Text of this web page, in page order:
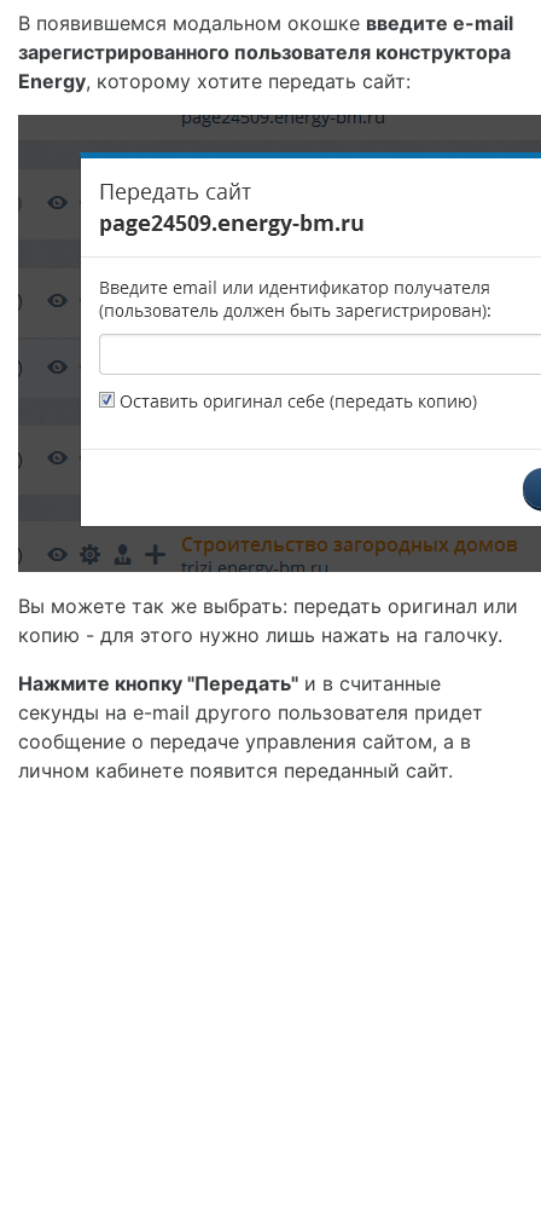
В появившемся модальном окошке введите e-mail
зарегистрированного пользователя конструктора
Energy, которому хотите передать сайт:
Вы можете так же выбрать: передать оригинал или
копию - для этого нужно лишь нажать на галочку.
Нажмите кнопку "Передать" и в считанные
секунды на e-mail другого пользователя придет
сообщение о передаче управления сайтом, а в
личном кабинете появится переданный сайт.